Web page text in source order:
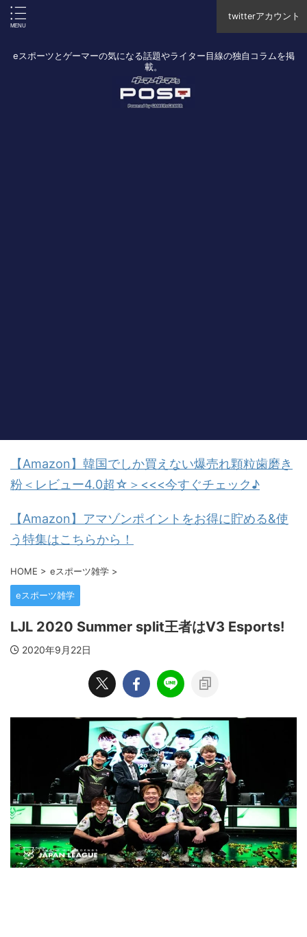
twitterアカウント
eスポーツとゲーマーの気になる話題やライター目線の独自コラムを掲
載。
【Amazon】韓国でしか買えない爆売れ顆粒歯磨き
粉＜レビュー4.0超☆＞<<<今すぐチェック♪
【Amazon】アマゾンポイントをお得に貯める&使
う特集はこちらから！
HOME > eスポーツ雑学 >
eスポーツ雑学
LJL 2020 Summer split王者はV3 Esports!
2020年9月22日